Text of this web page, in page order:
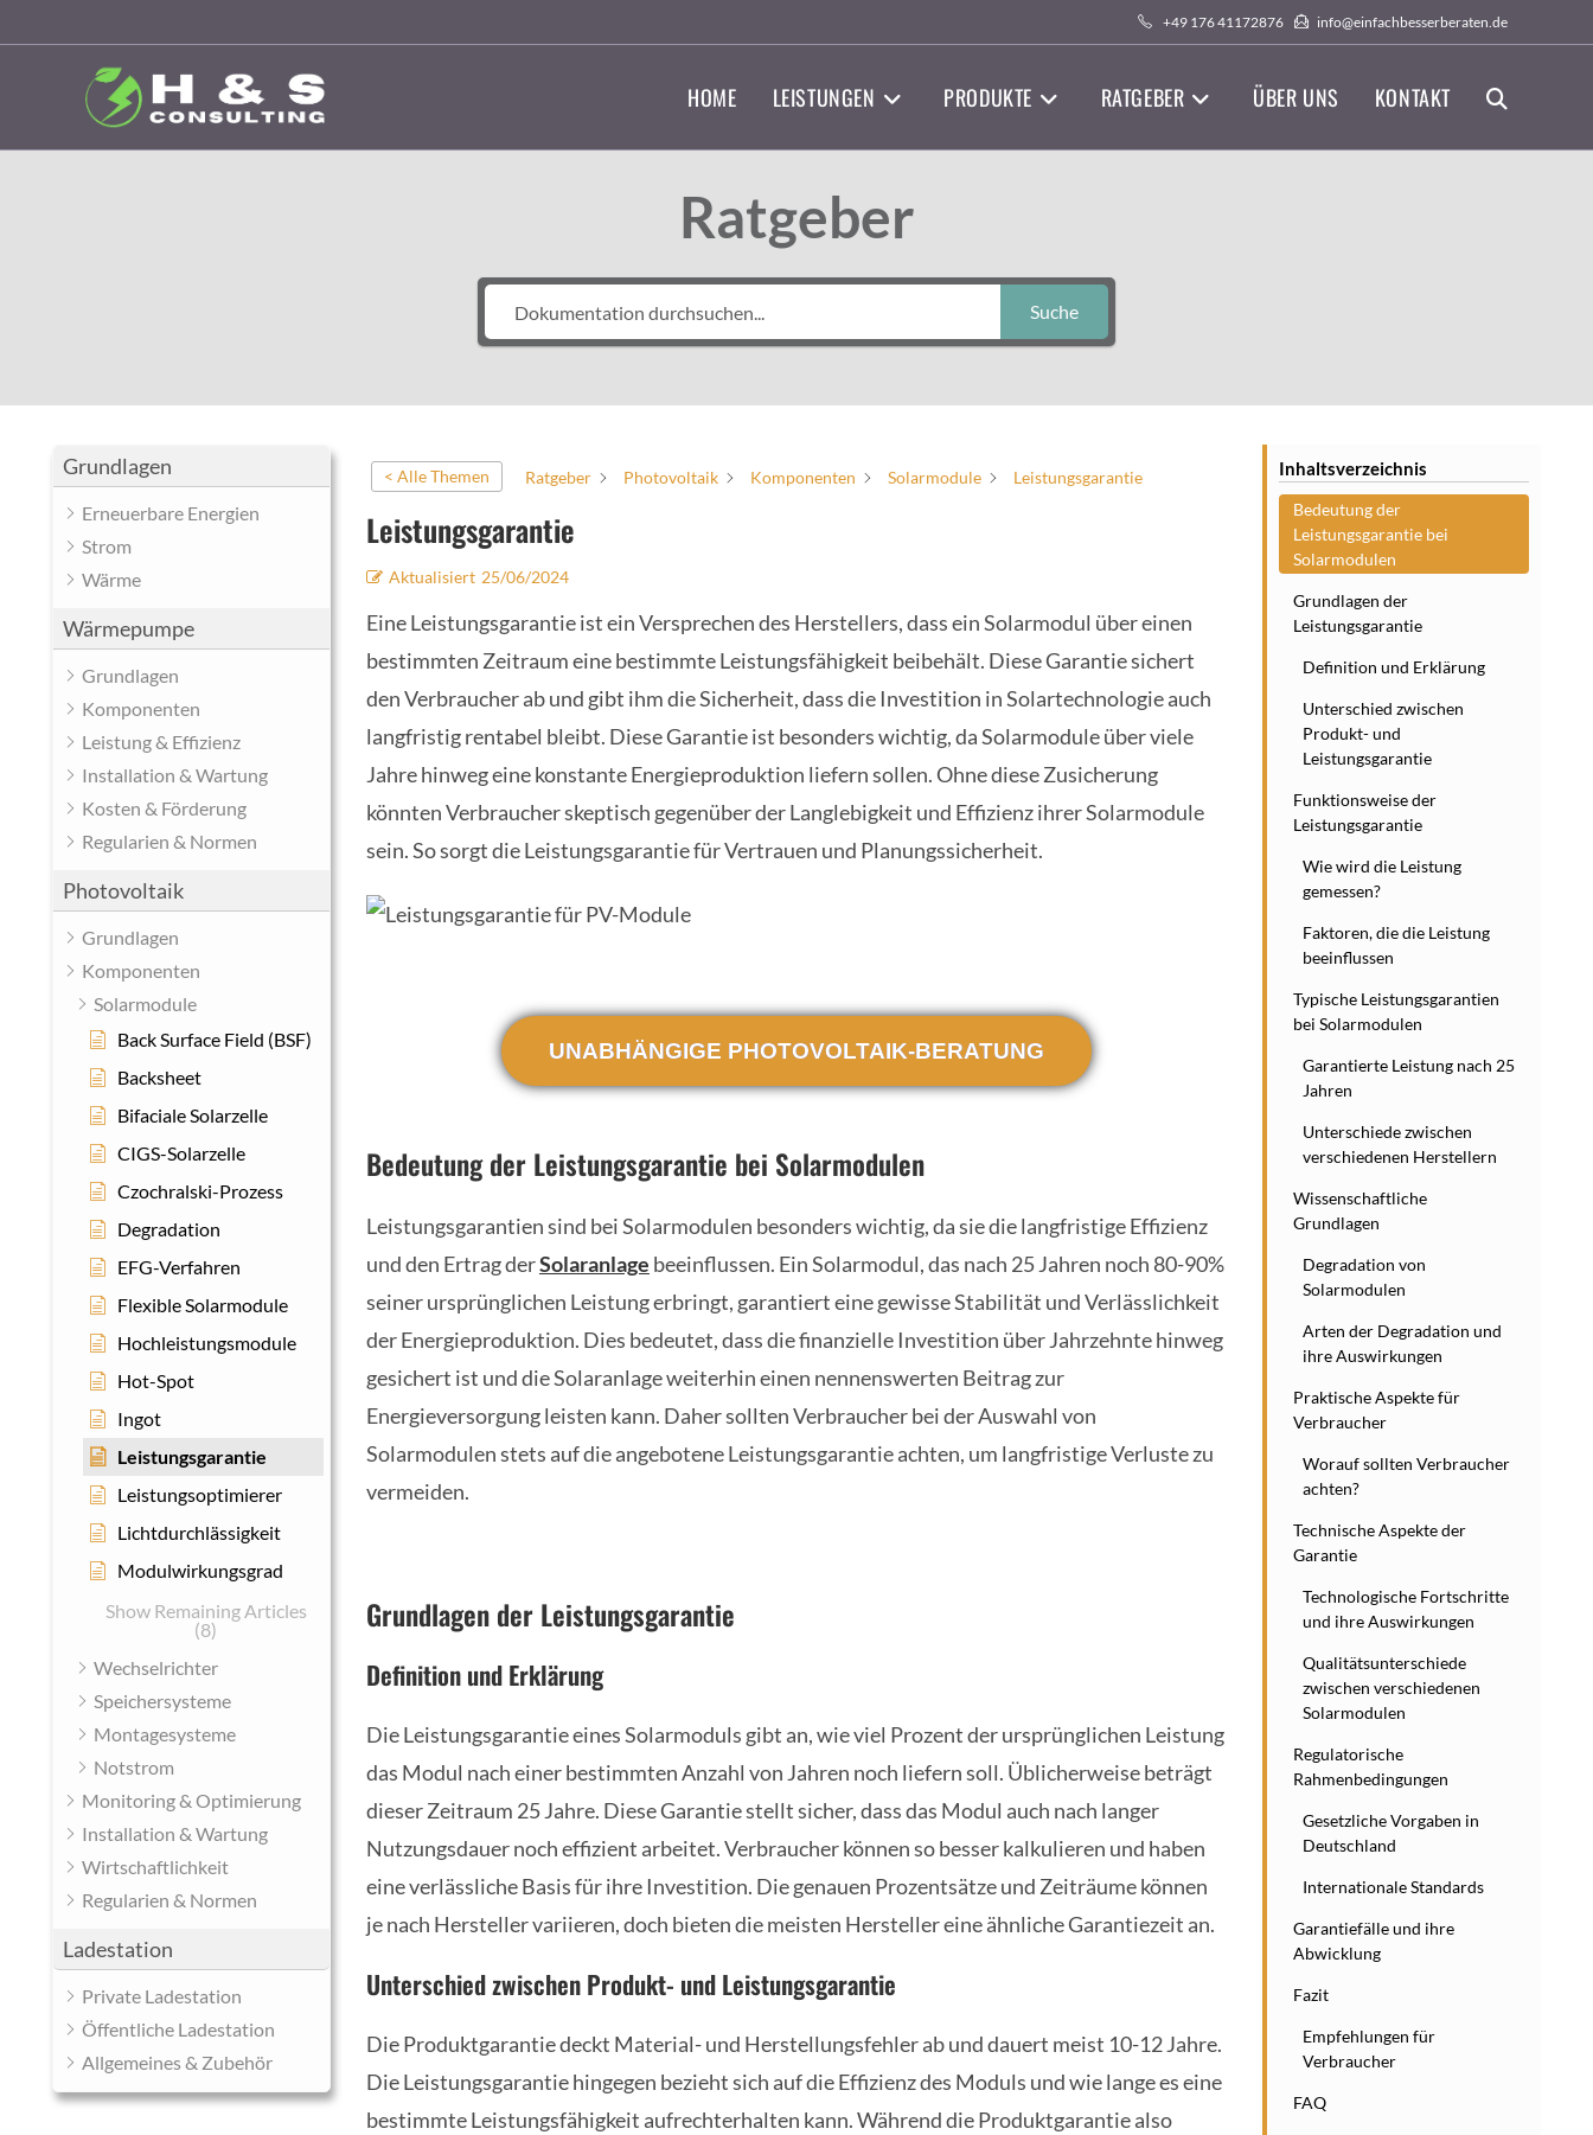
Inhalt
+49 176 41172876 info@einfachbesserberaten.de
HOME LEISTUNGEN PRODUKTE RATGEBER ÜBER UNS KONTAKT WEBSITE-
Ratgeber
Suche
Grundlagen
Erneuerbare Energien
Strom
Wärme
Wärmepumpe
Grundlagen
Komponenten
Leistung & Effizienz
Installation & Wartung
Kosten & Förderung
Regularien & Normen
Photovoltaik
Grundlagen
Komponenten
Solarmodule
Back Surface Field (BSF)
Backsheet
Bifaciale Solarzelle
CIGS-Solarzelle
Czochralski-Prozess
Degradation
EFG-Verfahren
Flexible Solarmodule
Hochleistungsmodule
Hot-Spot
Ingot
Leistungsgarantie
Leistungsoptimierer
Lichtdurchlässigkeit
Modulwirkungsgrad
Show Remaining Articles
(8)
Wechselrichter
Speichersysteme
Montagesysteme
Notstrom
Monitoring & Optimierung
Installation & Wartung
Wirtschaftlichkeit
Regularien & Normen
Ladestation
Private Ladestation
Öffentliche Ladestation
Allgemeines & Zubehör
< Alle Themen Ratgeber Photovoltaik Komponenten Solarmodule Leistungsgarantie
Leistungsgarantie
Aktualisiert 25/06/2024
Eine Leistungsgarantie ist ein Versprechen des Herstellers, dass ein Solarmodul über einen
bestimmten Zeitraum eine bestimmte Leistungsfähigkeit beibehält. Diese Garantie sichert
den Verbraucher ab und gibt ihm die Sicherheit, dass die Investition in Solartechnologie auch
langfristig rentabel bleibt. Diese Garantie ist besonders wichtig, da Solarmodule über viele
Jahre hinweg eine konstante Energieproduktion liefern sollen. Ohne diese Zusicherung
könnten Verbraucher skeptisch gegenüber der Langlebigkeit und Effizienz ihrer Solarmodule
sein. So sorgt die Leistungsgarantie für Vertrauen und Planungssicherheit.
UNABHÄNGIGE PHOTOVOLTAIK-BERATUNG
Bedeutung der Leistungsgarantie bei Solarmodulen
Leistungsgarantien sind bei Solarmodulen besonders wichtig, da sie die langfristige Effizienz
und den Ertrag derSolaranlage beeinflussen. Ein Solarmodul, das nach 25 Jahren noch 80-90%
seiner ursprünglichen Leistung erbringt, garantiert eine gewisse Stabilität und Verlässlichkeit
der Energieproduktion. Dies bedeutet, dass die finanzielle Investition über Jahrzehnte hinweg
gesichert ist und die Solaranlage weiterhin einen nennenswerten Beitrag zur
Energieversorgung leisten kann. Daher sollten Verbraucher bei der Auswahl von
Solarmodulen stets auf die angebotene Leistungsgarantie achten, um langfristige Verluste zu
vermeiden.
Grundlagen der Leistungsgarantie
Definition und Erklärung
Die Leistungsgarantie eines Solarmoduls gibt an, wie viel Prozent der ursprünglichen Leistung
das Modul nach einer bestimmten Anzahl von Jahren noch liefern soll. Üblicherweise beträgt
dieser Zeitraum 25 Jahre. Diese Garantie stellt sicher, dass das Modul auch nach langer
Nutzungsdauer noch effizient arbeitet. Verbraucher können so besser kalkulieren und haben
eine verlässliche Basis für ihre Investition. Die genauen Prozentsätze und Zeiträume können
je nach Hersteller variieren, doch bieten die meisten Hersteller eine ähnliche Garantiezeit an.
Unterschied zwischen Produkt- und Leistungsgarantie
Die Produktgarantie deckt Material- und Herstellungsfehler ab und dauert meist 10-12 Jahre.
Die Leistungsgarantie hingegen bezieht sich auf die Effizienz des Moduls und wie lange es eine
bestimmte Leistungsfähigkeit aufrechterhalten kann. Während die Produktgarantie also
Inhaltsverzeichnis
Bedeutung der
Leistungsgarantie bei
Solarmodulen
Grundlagen der
Leistungsgarantie
Definition und Erklärung
Unterschied zwischen
Produkt- und
Leistungsgarantie
Funktionsweise der
Leistungsgarantie
Wie wird die Leistung
gemessen?
Faktoren, die die Leistung
beeinflussen
Typische Leistungsgarantien
bei Solarmodulen
Garantierte Leistung nach 25
Jahren
Unterschiede zwischen
verschiedenen Herstellern
Wissenschaftliche
Grundlagen
Degradation von
Solarmodulen
Arten der Degradation und
ihre Auswirkungen
Praktische Aspekte für
Verbraucher
Worauf sollten Verbraucher
achten?
Technische Aspekte der
Garantie
Technologische Fortschritte
und ihre Auswirkungen
Qualitätsunterschiede
zwischen verschiedenen
Solarmodulen
Regulatorische
Rahmenbedingungen
Gesetzliche Vorgaben in
Deutschland
Internationale Standards
Garantiefälle und ihre
Abwicklung
Fazit
Empfehlungen für
Verbraucher
FAQ